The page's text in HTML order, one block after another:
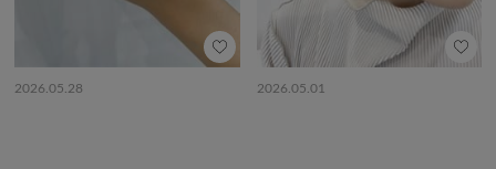
2026.05.28 2026.05.01